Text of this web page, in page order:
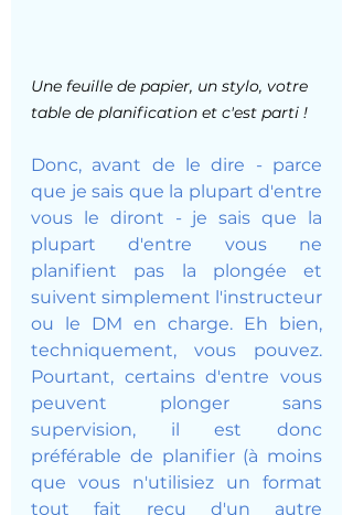
Une feuille de papier, un stylo, votre
table de planification et c'est parti !
Donc, avant de le dire - parce
que je sais que la plupart d'entre
vous le diront - je sais que la
plupart d'entre vous ne
planifient pas la plongée et
suivent simplement l'instructeur
ou le DM en charge. Eh bien,
techniquement, vous pouvez.
Pourtant, certains d'entre vous
peuvent plonger sans
supervision, il est donc
préférable de planifier (à moins
que vous n'utilisiez un format
tout fait reçu d'un autre